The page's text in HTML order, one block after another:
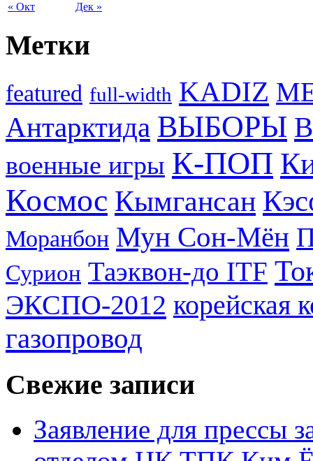
« Окт Дек »
Метки
featured full-width KADIZ
Антарктида ВЫБОРЫ
военные игры К-ПОП
Космос Кымгансан
Моранбон Мун Сон-Мён
Сурион Таэквон-до ITF
ЭКСПО-2012 корейская
газопровод
Свежие записи
Заявление для прессы